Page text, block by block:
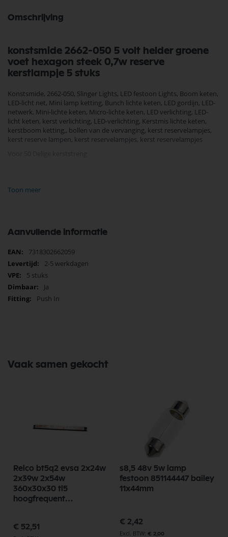
Omschrijving
konstsmide 2662-050 5 volt helder groene
voet hexagon steek 0,7w reserve
kerstlampje 5 stuks
Konstsmide, 2662-050, Slinger Lights, LED festoon Lights, Boom keten,
LED-licht net, Mini lamp ketting, Bunch lichte keten, LED gordijn, LED-
netwerk, Mini-lichte keten, Micro-lichte keten, LED verlichting, LED-
licht keten, kerst verlichting, LED-verlichting, Kerstmis lichte keten,
kerstboom ketting,, bollen van de vervanging, kerst reservelampjes,
kerst reserve lampen, kerst reservelampjes, kerst reservelampjes
Verlichting
Kerstverlichting
Koop nu de konstsmide 2662-050 5 volt helder groene voet hexagon
KonstSmide Onderdelen biedt hoogwaardige oplossingen voor
diverse toepassingen. Bij Selectra Hengelo vindt u een uitgebreid
assortiment, scherpe prijzen, en snelle levering. Ontdek de kwaliteit en
betrouwbaarheid van KonstSmide Onderdelen vandaag nog en bestel
eenvoudig online.
Bekijk meer KonstSmide Onderdelen
Toon meer
Aanvullende informatie
Meer
informatie
7318302662059
2-5 werkdagen
5 stuks
Ja
Push In
Vaak samen gekocht
Relco bt5q2 evsa 2x24w
2x39w 2x54w
360x30x30 tl5
hoogfrequent
€ 52,51
s8,5 48v 5w lamp
festoon 851144447 bailey
11x44mm
€ 2,42
€ 2,00